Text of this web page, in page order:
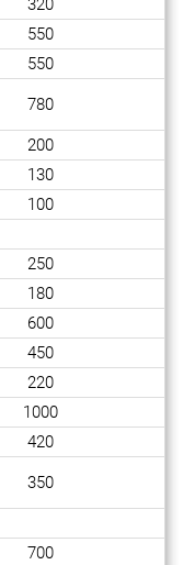
320
550
550
780
200
130
100
250
180
600
450
220
1000
420
350
700